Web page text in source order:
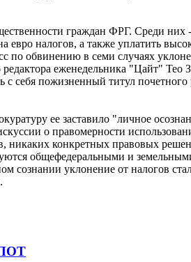
граждан ФРГ. Среди них
налогов, а также уплатить
обвинению в семи случаях
еженедельника "Цайт"
пожизненный титул почетного
ее заставило "личное
о правомерности
никаких конкретных правовых
общефедеральными и
уклонение от налогов